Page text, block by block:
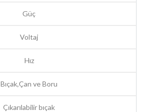
Güç
Voltaj
Hız
Bıçak,Çan ve Boru
Çıkarılabilir bıçak